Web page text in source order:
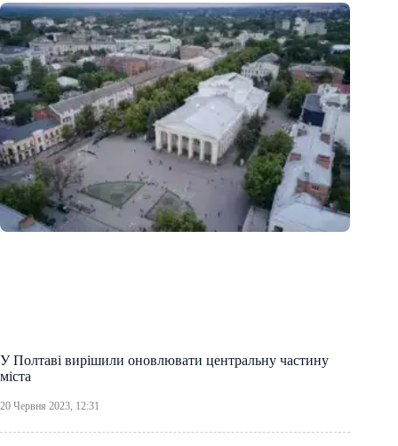
У Полтаві вирішили оновлювати центральну частину
міста
20 Червня 2023, 12:31